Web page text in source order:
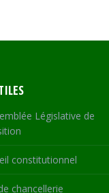
Législative de
constitutionnel
chancellerie